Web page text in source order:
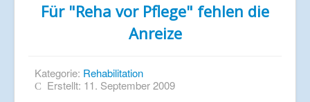
Für "Reha vor Pflege" fehlen die
Anreize
Kategorie: Rehabilitation
Erstellt: 11. September 2009